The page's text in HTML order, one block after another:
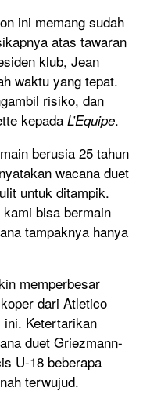
ini memang sudah
atas tawaran
klub, Jean
waktu yang tepat.
risiko, dan
kepada L’Equipe.
berusia 25 tahun
wacana duet
untuk ditampik.
bisa bermain
tampaknya hanya
memperbesar
dari Atletico
Ketertarikan
duet Griezmann-
U-18 beberapa
terwujud.